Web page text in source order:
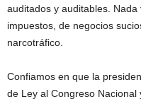
auditados y auditables.
impuestos, de negocios
narcotráfico.
Confiamos en que la
de Ley al Congreso